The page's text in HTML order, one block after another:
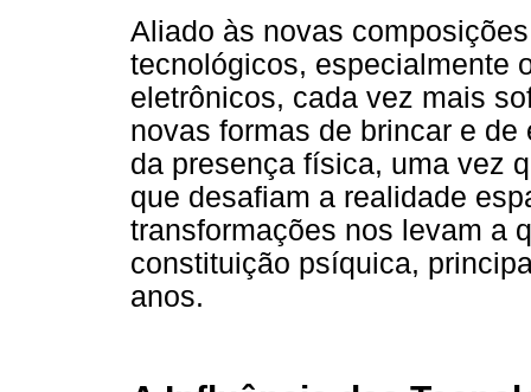
Aliado às novas
tecnológicos, especialmente
eletrônicos, cada vez mais
novas formas de brincar e
da presença física, uma vez
que desafiam a realidade
transformações nos levam a
constituição psíquica,
anos.